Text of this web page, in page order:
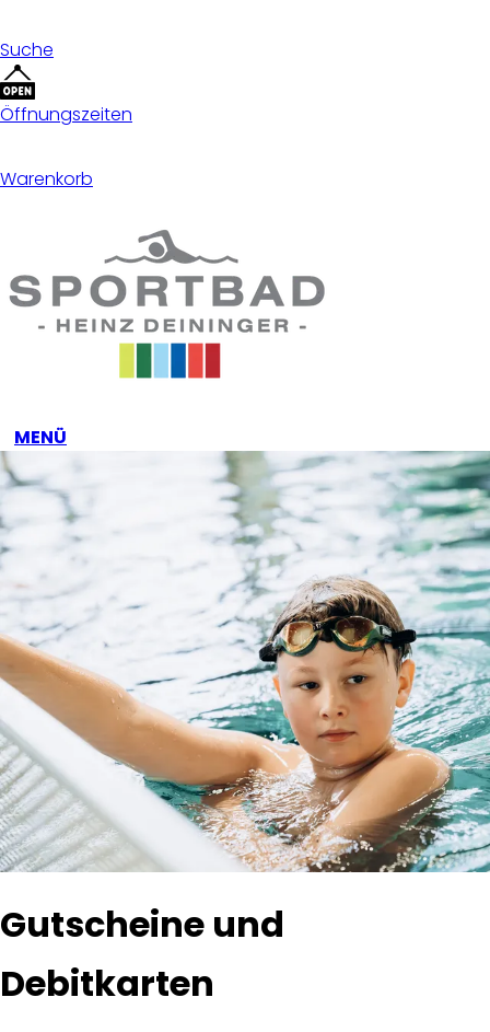
Suche
Öffnungszeiten
Warenkorb
MENÜ
Gutscheine und
Debitkarten